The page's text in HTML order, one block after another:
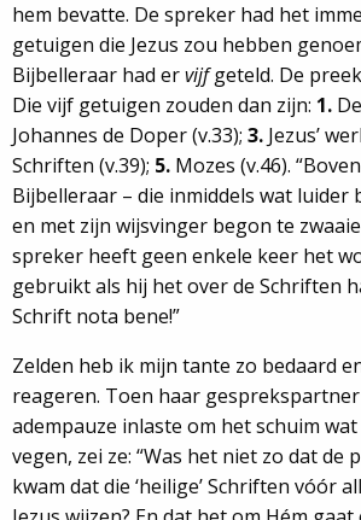
hem bevatte. De spreker had het
getuigen die Jezus zou hebben
Bijbelleraar had ervijfgeteld. De
Die vijf getuigen zouden dan zijn: 1.
Johannes de Doper (v.33); 3. Jezus’
Schriften (v.39); 5. Mozes (v.46).
Bijbelleraar – die inmiddels wat luider
en met zijn wijsvinger begon te
spreker heeft geen enkele keer het
gebruikt als hij het over de Schriften
Schrift nota bene!”
Zelden heb ik mijn tante zo bedaard
reageren. Toen haar
adempauze inlaste om het schuim
vegen, zei ze: “Was het niet zo dat de
kwam dat die ‘heilige’ Schriften vóór